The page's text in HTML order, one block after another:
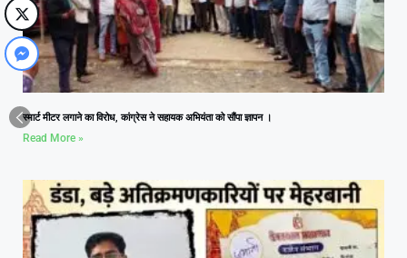
स्मार्ट मीटर लगाने का विरोध, कांग्रेस ने सहायक अभियंता को सौंपा ज्ञापन ।
Read More »